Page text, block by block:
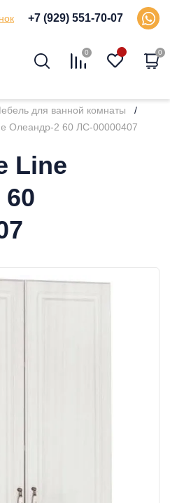
+7 (929) 551-70-07
0 0
для ванной комнаты
Олеандр-2 60 ЛС-00000407
Line